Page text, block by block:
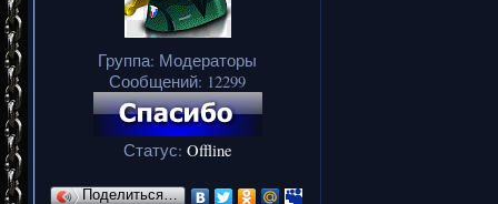
Группа: Модераторы
Сообщений: 12299
Статус: Offline
Поделиться…